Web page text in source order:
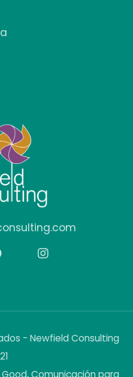
- Newfield Consulting
Comunicación para